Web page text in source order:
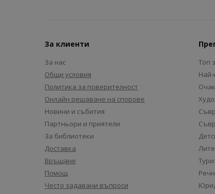
За клиенти
За нас
Общи условия
Политика за поверителност
Онлайн решаване на спорове
Новини и събития
Партньори и приятели
За библиотеки
Доставка
Връщане
Помощ
Често задавани въпроси
Топ
Най-